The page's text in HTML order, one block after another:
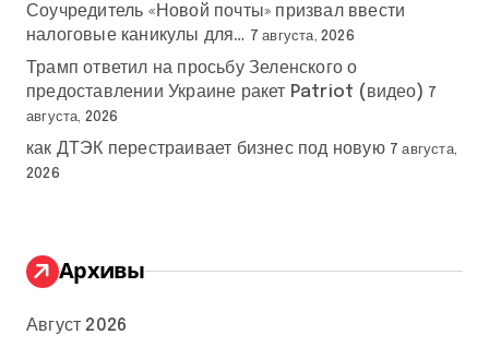
Соучредитель «Новой почты» призвал ввести
налоговые каникулы для… 7 августа, 2026
Трамп ответил на просьбу Зеленского о
предоставлении Украине ракет Patriot (видео) 7
августа, 2026
как ДТЭК перестраивает бизнес под новую 7 августа,
2026
Архивы
Август 2026